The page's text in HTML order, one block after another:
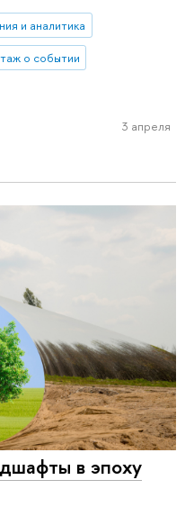
и аналитика
о событии
3 апреля
в эпоху